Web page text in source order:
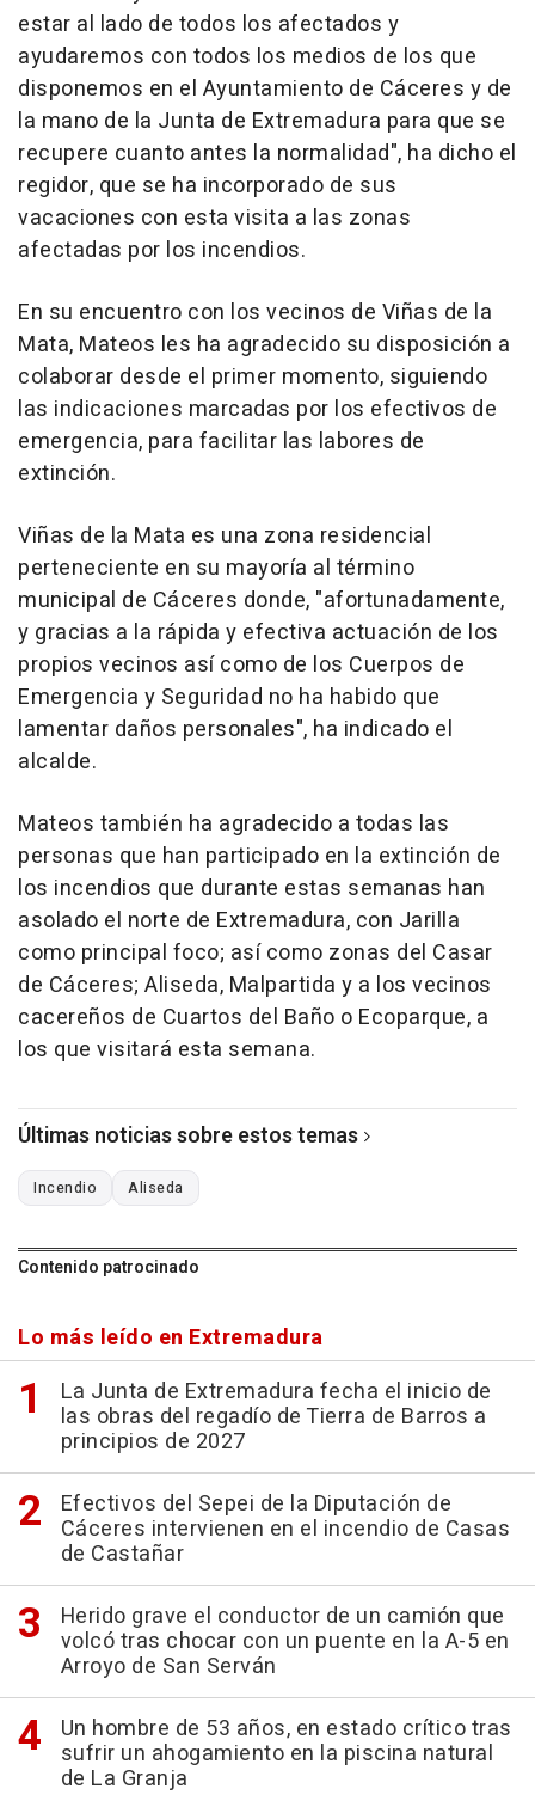
estar al lado de todos los afectados y
ayudaremos con todos los medios de los que
disponemos en el Ayuntamiento de Cáceres y de
la mano de la Junta de Extremadura para que se
recupere cuanto antes la normalidad", ha dicho el
regidor, que se ha incorporado de sus
vacaciones con esta visita a las zonas
afectadas por los incendios.
En su encuentro con los vecinos de Viñas de la
Mata, Mateos les ha agradecido su disposición a
colaborar desde el primer momento, siguiendo
las indicaciones marcadas por los efectivos de
emergencia, para facilitar las labores de
extinción.
Viñas de la Mata es una zona residencial
perteneciente en su mayoría al término
municipal de Cáceres donde, "afortunadamente,
y gracias a la rápida y efectiva actuación de los
propios vecinos así como de los Cuerpos de
Emergencia y Seguridad no ha habido que
lamentar daños personales", ha indicado el
alcalde.
Mateos también ha agradecido a todas las
personas que han participado en la extinción de
los incendios que durante estas semanas han
asolado el norte de Extremadura, con Jarilla
como principal foco; así como zonas del Casar
de Cáceres; Aliseda, Malpartida y a los vecinos
cacereños de Cuartos del Baño o Ecoparque, a
los que visitará esta semana.
Últimas noticias sobre estos temas
Incendio Aliseda
Contenido patrocinado
Lo más leído en Extremadura
La Junta de Extremadura fecha el inicio de
las obras del regadío de Tierra de Barros a
principios de 2027
Efectivos del Sepei de la Diputación de
Cáceres intervienen en el incendio de Casas
de Castañar
Herido grave el conductor de un camión que
volcó tras chocar con un puente en la A-5 en
Arroyo de San Serván
Un hombre de 53 años, en estado crítico tras
sufrir un ahogamiento en la piscina natural
de La Granja